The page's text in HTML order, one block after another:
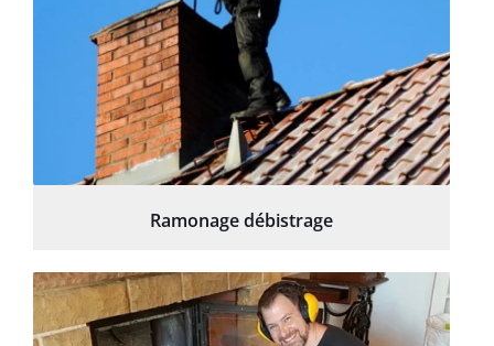
Ramonage débistrage